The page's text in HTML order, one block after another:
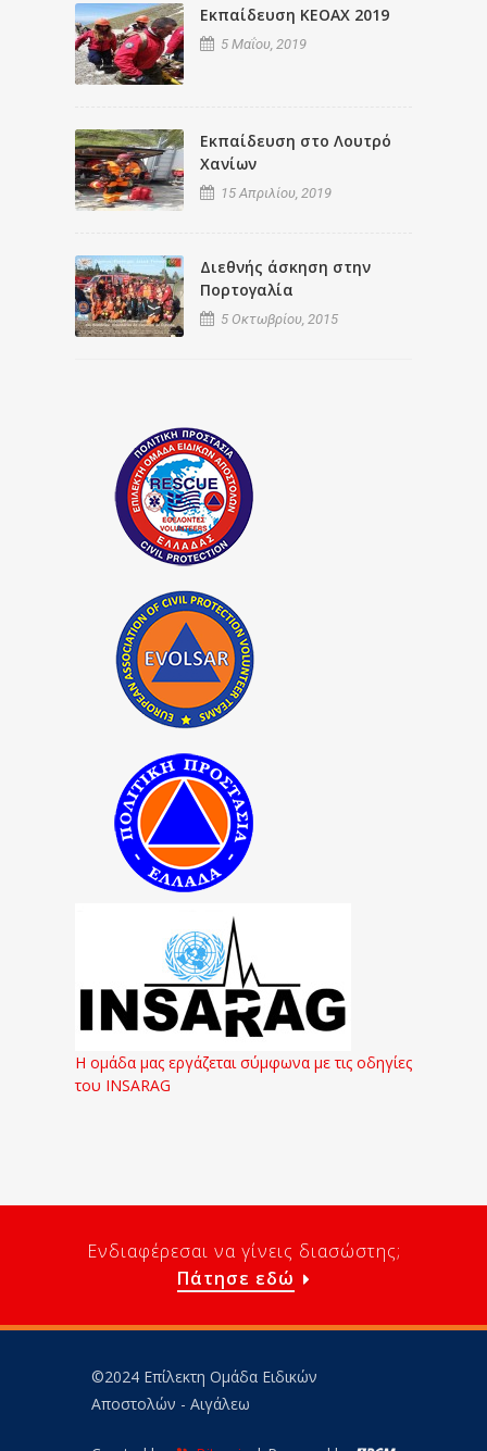
Εκπαίδευση ΚΕΟΑΧ 2019
5 Μαΐου, 2019
Εκπαίδευση στο Λουτρό
Χανίων
15 Απριλίου, 2019
Διεθνής άσκηση στην
Πορτογαλία
5 Οκτωβρίου, 2015
Η ομάδα μας εργάζεται σύμφωνα με τις οδηγίες
του INSARAG
Ενδιαφέρεσαι να γίνεις διασώστης;
Πάτησε εδώ
©2024 Επίλεκτη Ομάδα Ειδικών
Αποστολών - Αιγάλεω